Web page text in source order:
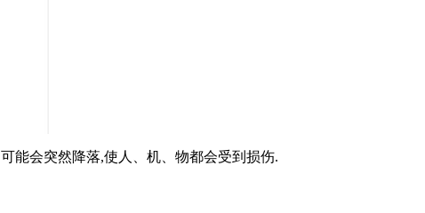
然降落,使人、机、物都会受到损伤.